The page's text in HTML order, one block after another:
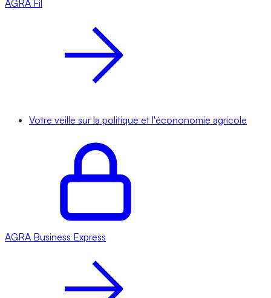
AGRA Fil
Votre veille sur la politique et l'écononomie agricole
AGRA Business Express